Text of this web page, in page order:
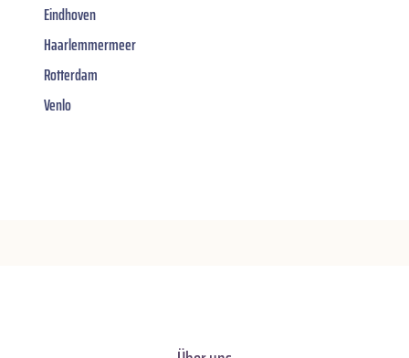
Eindhoven
Haarlemmermeer
Rotterdam
Venlo